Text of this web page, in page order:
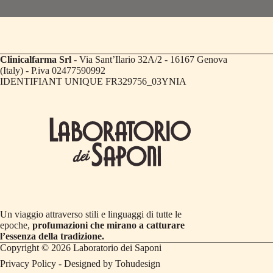
Farmacia Marchionneschi
Corso Matteotti, 84
Farmacia Del Levante
Farmacia Martinelli Dr.Francesca
Via Pisana, 962
Clinicalfarma Srl - Via Sant’Ilario 32A/2 - 16167 Genova
(Italy) - P.iva 02477590992
IDENTIFIANT UNIQUE FR329756_03YNIA
Un viaggio attraverso stili e linguaggi di tutte le
epoche, profumazioni che mirano a catturare
l’essenza della tradizione.
Copyright © 2026 Laboratorio dei Saponi
Privacy Policy - Designed by Tohudesign